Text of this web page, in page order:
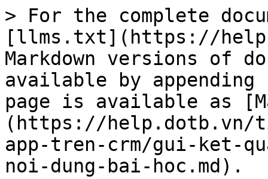
> For the complete
[llms.txt](https://
Markdown versions of
available by
page is available as
(https://help.dotb.vn/
app-tren-crm/gui-ket-
noi-dung-bai-hoc.md).